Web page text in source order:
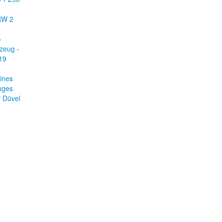
2
-
Düvel